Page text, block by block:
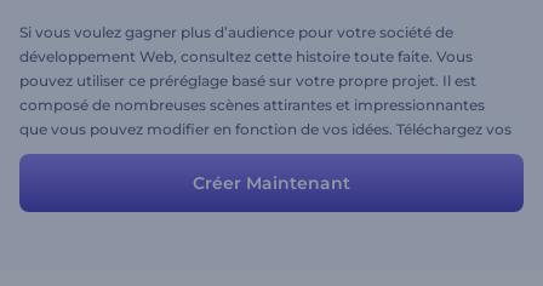
Si vous voulez gagner plus d’audience pour votre société de
développement Web, consultez cette histoire toute faite. Vous
pouvez utiliser ce préréglage basé sur votre propre projet. Il est
composé de nombreuses scènes attirantes et impressionnantes
que vous pouvez modifier en fonction de vos idées. Téléchargez vos
propres images, personnalisez les textes et les couleurs et profitez
de la vidéo promotionnelle de votre société de développement
Web.
Créer Maintenant